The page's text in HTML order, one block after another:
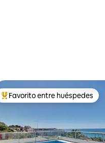
De los mejores en Favorito
Favorito entre huéspedes